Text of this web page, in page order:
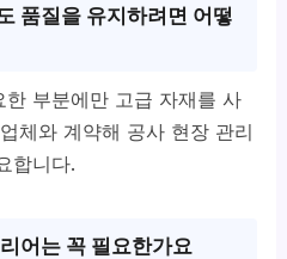
품질을 유지하려면 어떻
부분에만 고급 자재를 사
체와 계약해 공사 현장 관리
합니다.
어는 꼭 필요한가요